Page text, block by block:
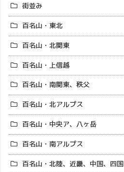
街並み
百名山・東北
百名山・北関東
百名山・上信越
百名山・南関東、秩父
百名山・北アルプス
百名山・中央ア、八ヶ岳
百名山・南アルプス
百名山・北陸、近畿、中国、四国